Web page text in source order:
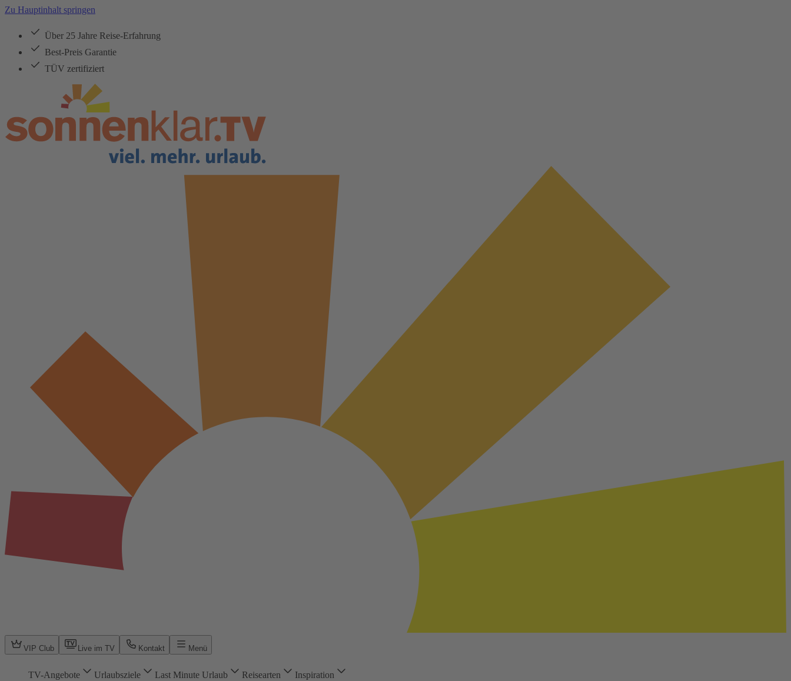
Zu Hauptinhalt springen
Über 25 Jahre Reise-Erfahrung
Best-Preis Garantie
TÜV zertifiziert
VIP Club Live im TV Kontakt Menü
TV-Angebote Urlaubsziele Last Minute Urlaub Reisearten Inspiration